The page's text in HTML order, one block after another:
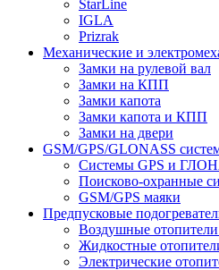
StarLine
IGLA
Prizrak
Механические и
Замки на рулевой вал
Замки на КПП
Замки капота
Замки капота и КПП
Замки на двери
GSM/GPS/GLONASS
Системы GPS и
Поисково-охранные
GSM/GPS маяки
Предпусковые
Воздушные отопители
Жидкостные
Электрические